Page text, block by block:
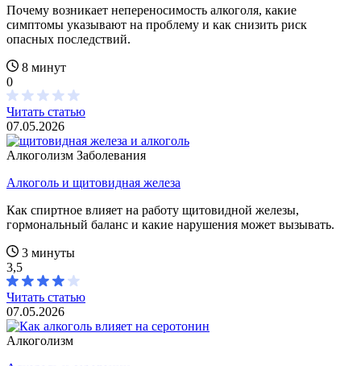
Почему возникает непереносимость алкоголя, какие
симптомы указывают на проблему и как снизить риск
опасных последствий.
8 минут
0
Читать статью
07.05.2026
Алкоголизм Заболевания
Алкоголь и щитовидная железа
Как спиртное влияет на работу щитовидной железы,
гормональный баланс и какие нарушения может вызывать.
3 минуты
3,5
Читать статью
07.05.2026
Алкоголизм